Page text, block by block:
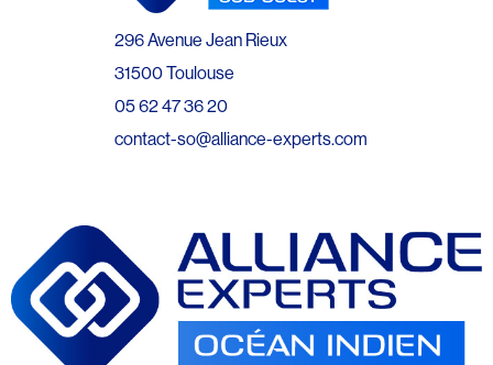
296 Avenue Jean Rieux
31500 Toulouse
05 62 47 36 20
contact-so@alliance-experts.com